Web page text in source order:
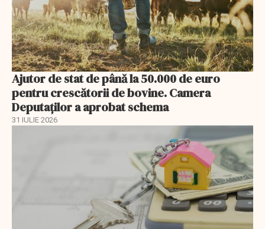
Ajutor de stat de până la 50.000 de euro
pentru crescătorii de bovine. Camera
Deputaților a aprobat schema
31 IULIE 2026